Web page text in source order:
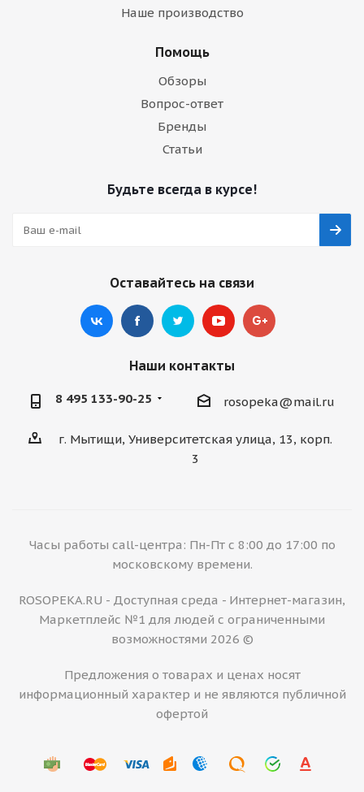
Наше производство
Помощь
Обзоры
Вопрос-ответ
Бренды
Статьи
Будьте всегда в курсе!
Оставайтесь на связи
Наши контакты
8 495 133-90-25 rosopeka@mail.ru
г. Мытищи, Университетская улица, 13, корп.
3
Часы работы call-центра: Пн-Пт с 8:00 до 17:00 по
московскому времени.
ROSOPEKA.RU - Доступная среда - Интернет-магазин,
Маркетплейс №1 для людей с ограниченными
возможностями 2026 ©
Предложения о товарах и ценах носят
информационный характер и не являются публичной
офертой